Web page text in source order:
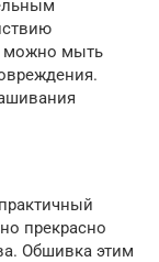
можно мыть
прекрасно
Обшивка этим